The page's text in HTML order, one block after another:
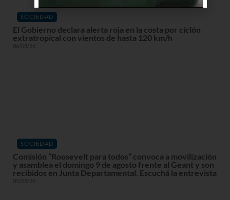
SOCIEDAD
El Gobierno declara alerta roja en la costa por ciclón
extratropical con vientos de hasta 120 km/h
06/08/26
SOCIEDAD
Comisión “Roosevelt para todos” convoca a movilización
y asamblea el domingo 9 de agosto frente al Geant y son
recibidos en Junta Departamental. Escuchá la entrevista
05/08/26